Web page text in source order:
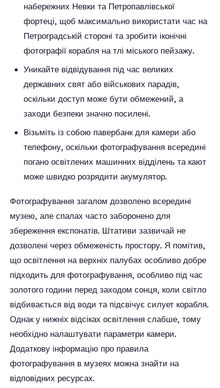
набережних Невки та Петропавлівської
фортеці, щоб максимально використати час на
Петроградській стороні та зробити іконічні
фотографії корабля на тлі міського пейзажу.
Уникайте відвідування під час великих
державних свят або військових парадів,
оскільки доступ може бути обмежений, а
заходи безпеки значно посилені.
Візьміть із собою павербанк для камери або
телефону, оскільки фотографування всередині
погано освітлених машинних відділень та кают
може швидко розрядити акумулятор.
Фотографування загалом дозволено всередині
музею, але спалах часто заборонено для
збереження експонатів. Штативи зазвичай не
дозволені через обмеженість простору. Я помітив,
що освітлення на верхніх палубах особливо добре
підходить для фотографування, особливо під час
золотого години перед заходом сонця, коли світло
відбивається від води та підсвічує силует корабля.
Однак у нижніх відсіках освітлення слабше, тому
необхідно налаштувати параметри камери.
Додаткову інформацію про правила
фотографування в музеях можна знайти на
відповідних ресурсах.